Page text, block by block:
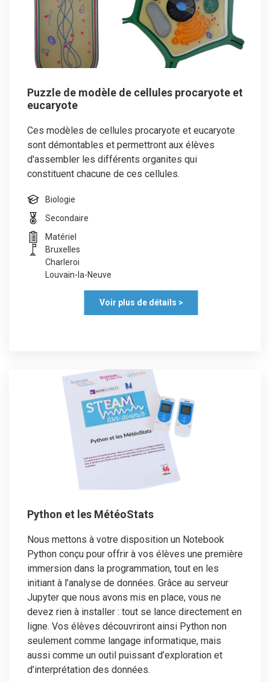
Puzzle de modèle de cellules procaryote et
eucaryote
Ces modèles de cellules procaryote et eucaryote
sont démontables et permettront aux élèves
d'assembler les différents organites qui
constituent chacune de ces cellules.
Biologie
Secondaire
Matériel
Bruxelles
Charleroi
Louvain-la-Neuve
Voir plus de détails >
Python et les MétéoStats
Nous mettons à votre disposition un Notebook
Python conçu pour offrir à vos élèves une première
immersion dans la programmation, tout en les
initiant à l’analyse de données. Grâce au serveur
Jupyter que nous avons mis en place, vous ne
devez rien à installer : tout se lance directement en
ligne. Vos élèves découvriront ainsi Python non
seulement comme langage informatique, mais
aussi comme un outil puissant d’exploration et
d’interprétation des données.